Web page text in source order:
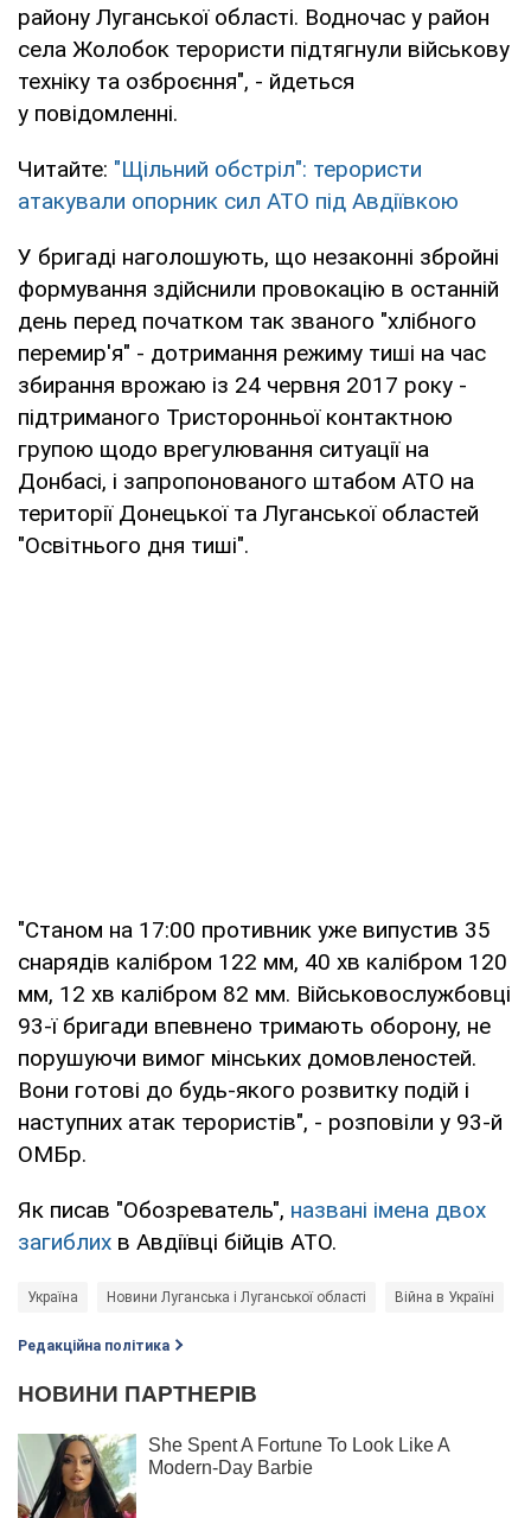
району Луганської області. Водночас у район
села Жолобок терористи підтягнули військову
техніку та озброєння", - йдеться
у повідомленні.
Читайте: "Щільний обстріл": терористи
атакували опорник сил АТО під Авдіївкою
У бригаді наголошують, що незаконні збройні
формування здійснили провокацію в останній
день перед початком так званого "хлібного
перемир'я" - дотримання режиму тиші на час
збирання врожаю із 24 червня 2017 року -
підтриманого Тристоронньої контактною
групою щодо врегулювання ситуації на
Донбасі, і запропонованого штабом АТО на
території Донецької та Луганської областей
"Освітнього дня тиші".
"Станом на 17:00 противник уже випустив 35
снарядів калібром 122 мм, 40 хв калібром 120
мм, 12 хв калібром 82 мм. Військовослужбовці
93-ї бригади впевнено тримають оборону, не
порушуючи вимог мінських домовленостей.
Вони готові до будь-якого розвитку подій і
наступних атак терористів", - розповіли у 93-й
ОМБр.
Як писав "Обозреватель", названі імена двох
загиблих в Авдіївці бійців АТО.
Україна Новини Луганська і Луганської області Війна в Україні
Редакційна політика